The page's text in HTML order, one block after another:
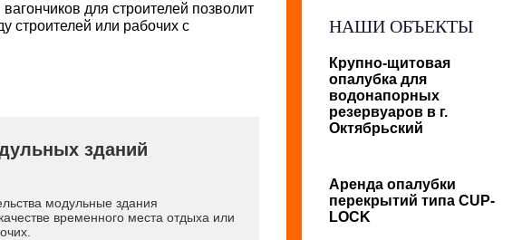
для строителей позволит
строителей или рабочих с
зданий
модульные здания
временного места отдыха или
НАШИ ОБЪЕКТЫ
Крупно-щитовая
опалубка для
водонапорных
резервуаров в г.
Октябрьский
Аренда опалубки
перекрытий типа CUP-
LOCK